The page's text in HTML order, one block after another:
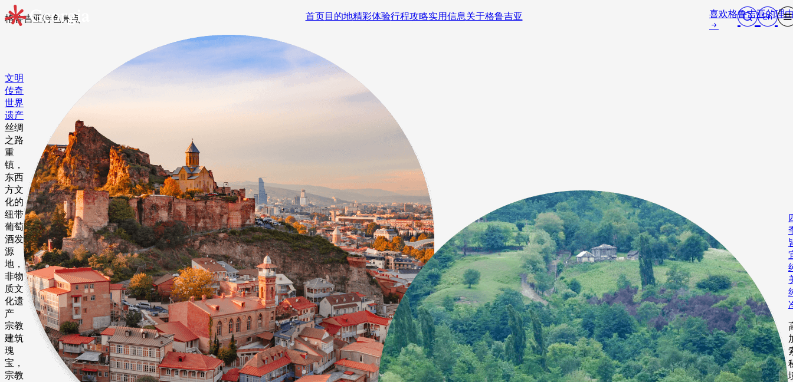
首页目的地精彩体验行程攻略实用信息关于格鲁吉亚
格鲁吉亚特⾊亮点 喜欢格鲁吉亚的理
文明
传奇
世界
遗产
丝绸
之路
重
镇，
东西
方文
化的
纽带
葡萄
酒发
源
地，
非物
质文
化遗
产
宗教
建筑
瑰
宝，
宗教